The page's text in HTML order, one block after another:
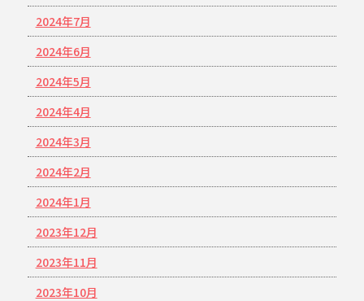
2024年7月
2024年6月
2024年5月
2024年4月
2024年3月
2024年2月
2024年1月
2023年12月
2023年11月
2023年10月